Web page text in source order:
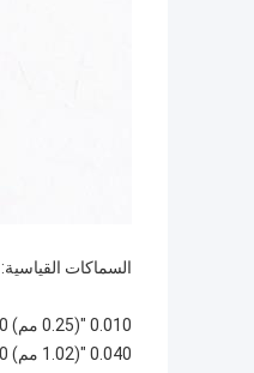
السماكات القياسية:
0.010 "(0.25 مم) 0.020" (0.51 مم) 0.030 "(0.76 مم)
0.040 "(1.02 مم) 0.050" (1.27 مم) 0.060 "(1.52 مم)